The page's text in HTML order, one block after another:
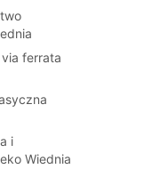
ferrata
i
Wiednia